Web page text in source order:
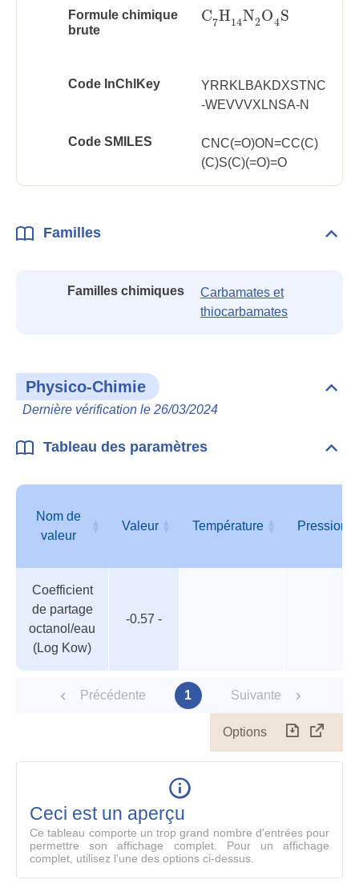
Formule chimique
brute
C7H14N2O4S
C7H14N2O4 S
Code InChlKey
YRRKLBAKDXSTNC
-WEVVVXLNSA-N
Code SMILES
CNC(=O)ON=CC(C)
(C)S(C)(=O)=O
Familles
Familles chimiques
Carbamates et
thiocarbamates
Physico-Chimie
Dernière vérification le 26/03/2024
Tableau des paramètres
des
paramètres
Nom de
valeur
Valeur Température Pression
valeur
Coefficient
de partage
octanol/eau
(Log Kow)
-0.57 -
Précédente 1 Suivante
Options
le
Ceci est un aperçu
Ce tableau comporte un trop grand nombre d'entrées pour
permettre son affichage complet. Pour un affichage
complet, utilisez l'une des options ci-dessus.